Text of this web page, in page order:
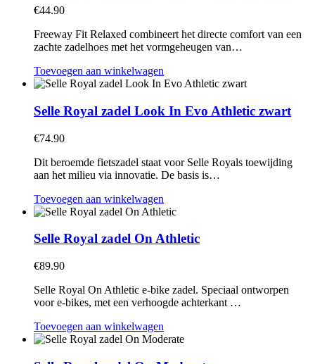
€44.90
Freeway Fit Relaxed combineert het directe comfort van een
zachte zadelhoes met het vormgeheugen van…
Toevoegen aan winkelwagen
Selle Royal zadel Look In Evo Athletic zwart
€74.90
Dit beroemde fietszadel staat voor Selle Royals toewijding
aan het milieu via innovatie. De basis is…
Toevoegen aan winkelwagen
Selle Royal zadel On Athletic
€89.90
Selle Royal On Athletic e-bike zadel. Speciaal ontworpen
voor e-bikes, met een verhoogde achterkant …
Toevoegen aan winkelwagen